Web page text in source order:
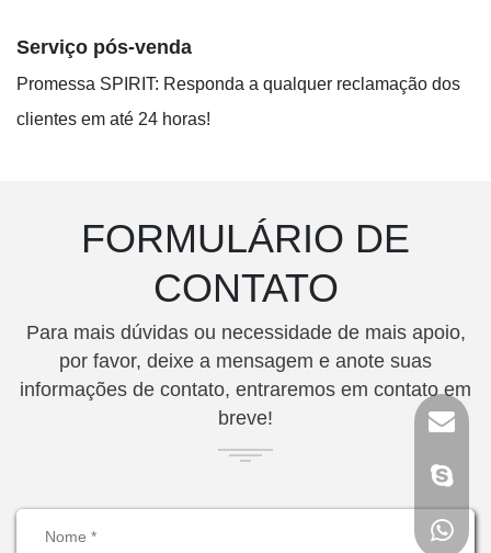
Serviço pós-venda
Promessa SPIRIT: Responda a qualquer reclamação dos
clientes em até 24 horas!
FORMULÁRIO DE
CONTATO
Para mais dúvidas ou necessidade de mais apoio,
por favor, deixe a mensagem e anote suas
informações de contato, entraremos em contato em
breve!